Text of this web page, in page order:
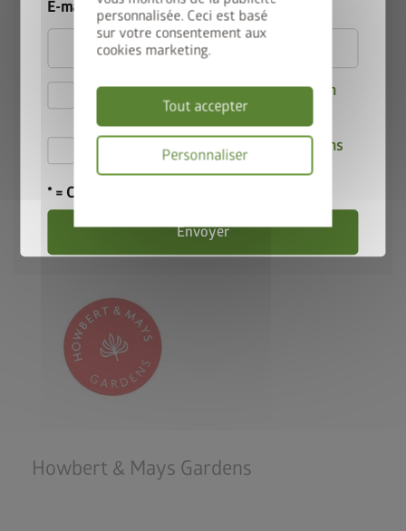
personnalisée. Ceci est basé
sur votre consentement aux
cookies marketing.
Tout accepter
Personnaliser
confidentialité
Install Masters
T12DXD0 Irlande
Tél.: +353 87 2267956
theinstallmasters@gmail.com
Howbert & Mays Gardens
E-mail
Je déclare accepter lesDispositions en
matière de confidentialité
Par la présente, j'accepte les
conditions
de participation au concours.
* = Champ obligatoire
Envoyer